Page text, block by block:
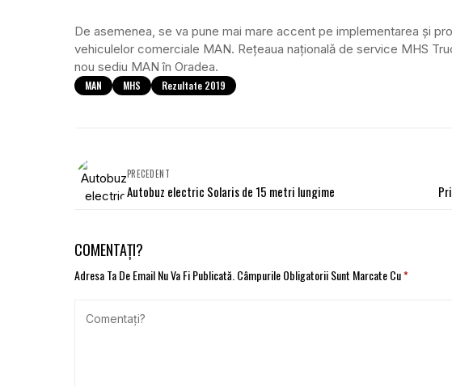
De asemenea, se va pune mai mare accent pe implementarea și
vehiculelor comerciale MAN. Rețeaua națională de service MHS
nou sediu MAN în Oradea.
MAN MHS Rezultate 2019
PRECEDENT
Autobuz electric Solaris de 15 metri lungime
COMENTAȚI?
Adresa Ta De Email Nu Va Fi Publicată. Câmpurile Obligatorii Sunt Marcate Cu*